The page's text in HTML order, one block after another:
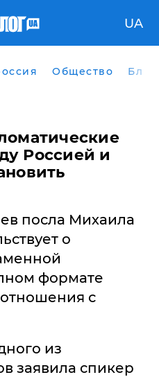
UA
Общество
Россией и
посла Михаила
о
формате
с
из
заявила спикер